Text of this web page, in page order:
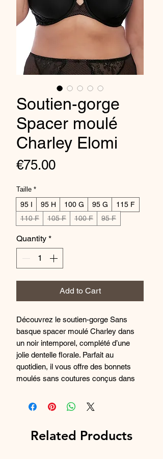
Soutien-gorge
Spacer moulé
Charley Elomi
€75.00Price
Taille *
95 I 95 H 100 G 95 G
115 F
110 F
105 F 100 F 95 F
Quantity *
Add to Cart
Découvrez le soutien-gorge Sans
basque spacer moulé Charley dans
un noir intemporel, complété d’une
jolie dentelle florale. Parfait au
quotidien, il vous offre des bonnets
moulés sans coutures conçus dans
galbe et un maintien ultimes.
Code produit : EL4383BLK
Bonnets spacer sans coutures ultra
Related Products